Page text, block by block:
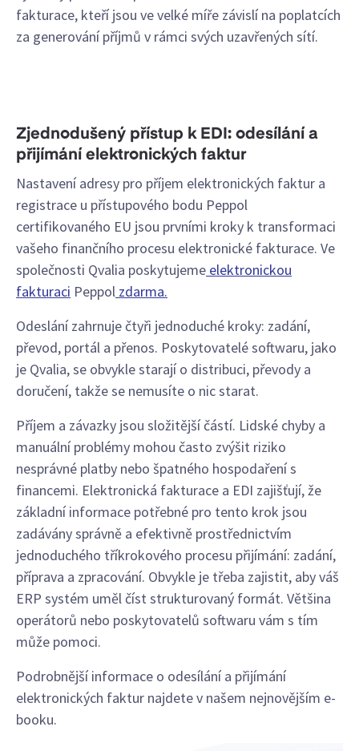
fakturace, kteří jsou ve velké míře závislí na poplatcích
za generování příjmů v rámci svých uzavřených sítí.
Zjednodušený přístup k EDI: odesílání a
přijímání elektronických faktur
Nastavení adresy pro příjem elektronických faktur a
registrace u přístupového bodu Peppol
certifikovaného EU jsou prvními kroky k transformaci
vašeho finančního procesu elektronické fakturace. Ve
společnosti Qvalia poskytujeme elektronickou
fakturaci Peppol zdarma.
Odeslání zahrnuje čtyři jednoduché kroky: zadání,
převod, portál a přenos. Poskytovatelé softwaru, jako
je Qvalia, se obvykle starají o distribuci, převody a
doručení, takže se nemusíte o nic starat.
Příjem a závazky jsou složitější částí. Lidské chyby a
manuální problémy mohou často zvýšit riziko
nesprávné platby nebo špatného hospodaření s
financemi. Elektronická fakturace a EDI zajišťují, že
základní informace potřebné pro tento krok jsou
zadávány správně a efektivně prostřednictvím
jednoduchého tříkrokového procesu přijímání: zadání,
příprava a zpracování. Obvykle je třeba zajistit, aby váš
ERP systém uměl číst strukturovaný formát. Většina
operátorů nebo poskytovatelů softwaru vám s tím
může pomoci.
Podrobnější informace o odesílání a přijímání
elektronických faktur najdete v našem nejnovějším e-
booku.